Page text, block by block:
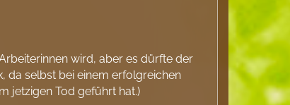
wird, aber es dürfte der
da selbst bei einem erfolgreichen
jetzigen Tod geführt hat.)